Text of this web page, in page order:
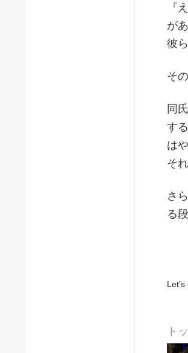
『
が
彼
そ
同
す
は
そ
さ
る
ト